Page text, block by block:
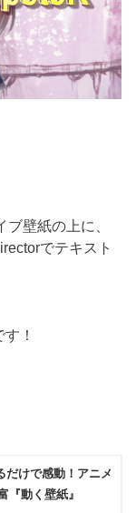
壁紙の上に、
でテキスト
！
だけで感動！アニメ
『動く壁紙』